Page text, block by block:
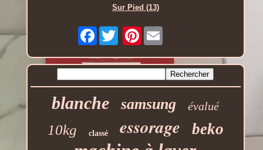
Sur Pied (13)
Facebook Pinterest
blanche samsung évalué
10kg classé essorage beko